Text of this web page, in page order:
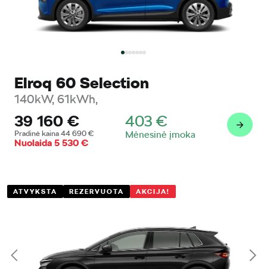
Elroq 60 Selection
140kW, 61kWh,
39 160 €
Pradinė kaina 44 690 €
Nuolaida 5 530 €
403 €
Mėnesinė įmoka
ATVYKSTA REZERVUOTA AKCIJA!